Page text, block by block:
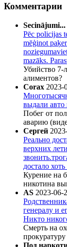
Комментарии
Secinājumi...
Pēc policijas
mēģinot
mazāks.
Убийство 7-
алиментов?
Corax 2023-
выдали
Побег от
аварию
Сергей
Реально
верхних
достало
Курение на
никотина
AS 2023-06-
генералу и
Никто
Смерть на
прокуратуру
Под